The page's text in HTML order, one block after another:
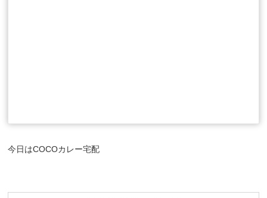
今日はCOCOカレー宅配